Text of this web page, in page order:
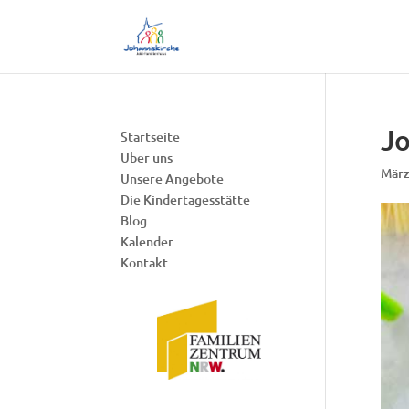
Startseite
Über uns
Unsere Angebote
Die Kindertagesstätte
Blog
Kalender
Kontakt